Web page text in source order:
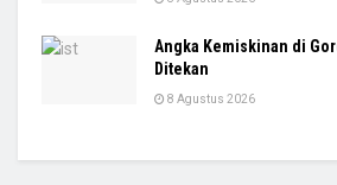
Angka Kemiskinan di
Ditekan
8 Agustus 2026